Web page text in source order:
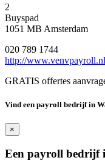
2
Buyspad
1051 MB Amsterdam
020 789 1744
http://
GRATIS offertes
Vind een payroll bedrijf in
×
Een payroll bedrijf